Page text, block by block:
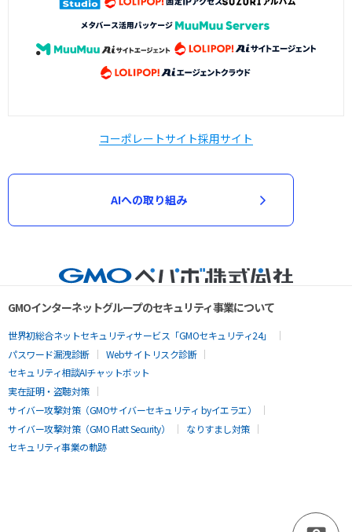
コーポレートサイト採用サイト
AIへの取り組み
GMOインターネットグループのセキュリティ事業について
世界初総合ネットセキュリティサービス「GMOセキュリティ24」
パスワード漏洩診断
Webサイトリスク診断
セキュリティ相談AIチャットボット
実在証明・盗聴対策
サイバー攻撃対策（GMOサイバーセキュリティ byイエラエ）
サイバー攻撃対策（GMO Flatt Security）
なりすまし対策
セキュリティ事業の軌跡